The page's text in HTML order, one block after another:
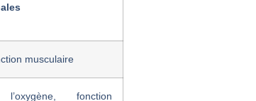
musculaire
fonction